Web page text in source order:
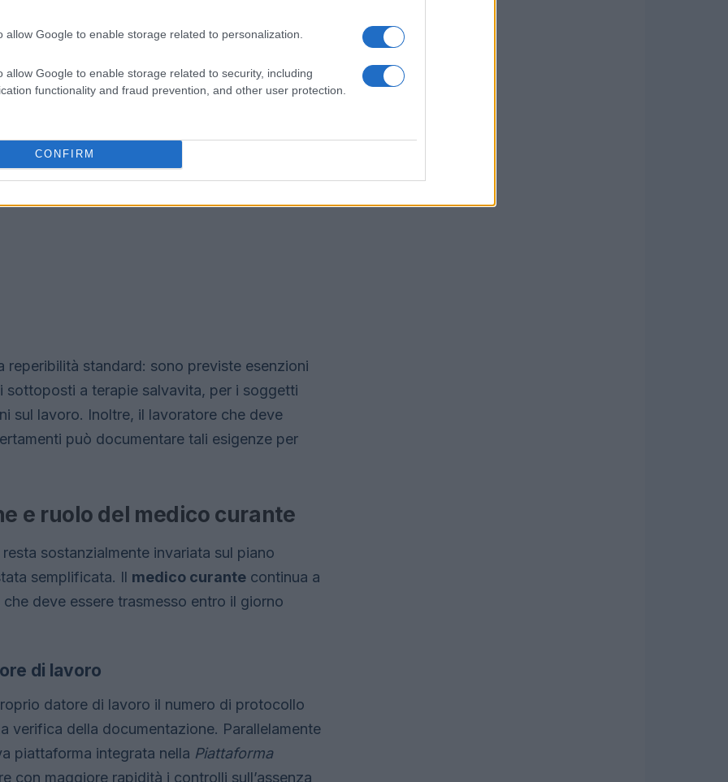
allow Google to enable storage related to personalization.
allow Google to enable storage related to security, including
functionality and fraud prevention, and other user protection.
CONFIRM
standard: sono previste esenzioni
a terapie salvavita, per i soggetti
sul lavoro. Inoltre, il lavoratore che deve
può documentare tali esigenze per
e ruolo del medico curante
sostanzialmente invariata sul piano
semplificata. Il medico curante continua a
che deve essere trasmesso entro il giorno
di lavoro
datore di lavoro il numero di protocollo
verifica della documentazione. Parallelamente
piattaforma integrata nella Piattaforma
con maggiore rapidità i controlli sull’assenza